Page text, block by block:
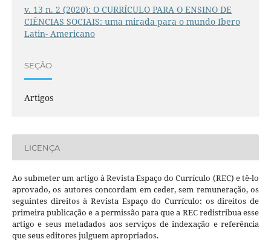
v. 13 n. 2 (2020): O CURRÍCULO PARA O ENSINO DE
CIÊNCIAS SOCIAIS: uma mirada para o mundo Ibero
Latin- Americano
SEÇÃO
Artigos
LICENÇA
Ao submeter um artigo à Revista Espaço do Currículo (REC) e tê-lo
aprovado, os autores concordam em ceder, sem remuneração, os
seguintes direitos à Revista Espaço do Currículo: os direitos de
primeira publicação e a permissão para que a REC redistribua esse
artigo e seus metadados aos serviços de indexação e referência
que seus editores julguem apropriados.